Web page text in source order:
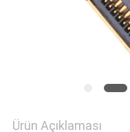
POLITIKASI
Ürün Açıklaması